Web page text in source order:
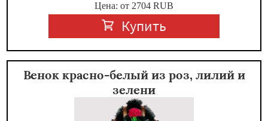
Цена: от 2704 RUB
Купить
Венок красно-белый из роз, лилий и
зелени